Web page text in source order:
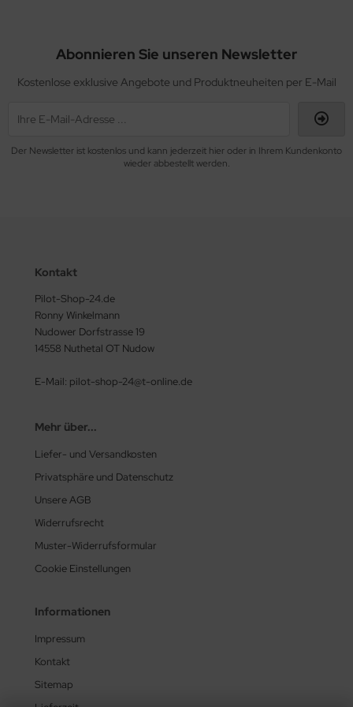
Abonnieren Sie unseren Newsletter
Kostenlose exklusive Angebote und Produktneuheiten per E-Mail
Der Newsletter ist kostenlos und kann jederzeit hier oder in Ihrem Kundenkonto
wieder abbestellt werden.
Kontakt
Pilot-Shop-24.de
Ronny Winkelmann
Nudower Dorfstrasse 19
14558 Nuthetal OT Nudow
E-Mail: pilot-shop-24@t-online.de
Mehr über...
Liefer- und Versandkosten
Privatsphäre und Datenschutz
Unsere AGB
Widerrufsrecht
Muster-Widerrufsformular
Cookie Einstellungen
Informationen
Impressum
Kontakt
Sitemap